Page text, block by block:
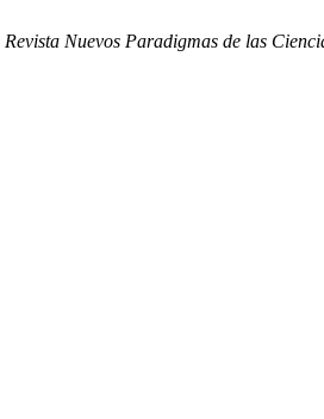
Revista Nuevos Paradigmas de las